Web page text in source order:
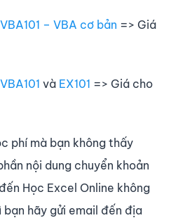
VBA101 – VBA cơ bản => Giá
VBA101 và EX101 => Giá cho
phí mà bạn không thấy
nội dung chuyển khoản
Học Excel Online không
hãy gửi email đến địa